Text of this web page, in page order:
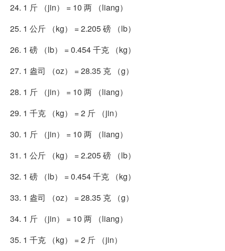
24. 1 斤 （jin） = 10 两 （liang）
25. 1 公斤 （kg） = 2.205 磅 （lb）
26. 1 磅 （lb） = 0.454 千克 （kg）
27. 1 盎司 （oz） = 28.35 克 （g）
28. 1 斤 （jin） = 10 两 （liang）
29. 1 千克 （kg） = 2 斤 （jin）
30. 1 斤 （jin） = 10 两 （liang）
31. 1 公斤 （kg） = 2.205 磅 （lb）
32. 1 磅 （lb） = 0.454 千克 （kg）
33. 1 盎司 （oz） = 28.35 克 （g）
34. 1 斤 （jin） = 10 两 （liang）
35. 1 千克 （kg） = 2 斤 （jin）